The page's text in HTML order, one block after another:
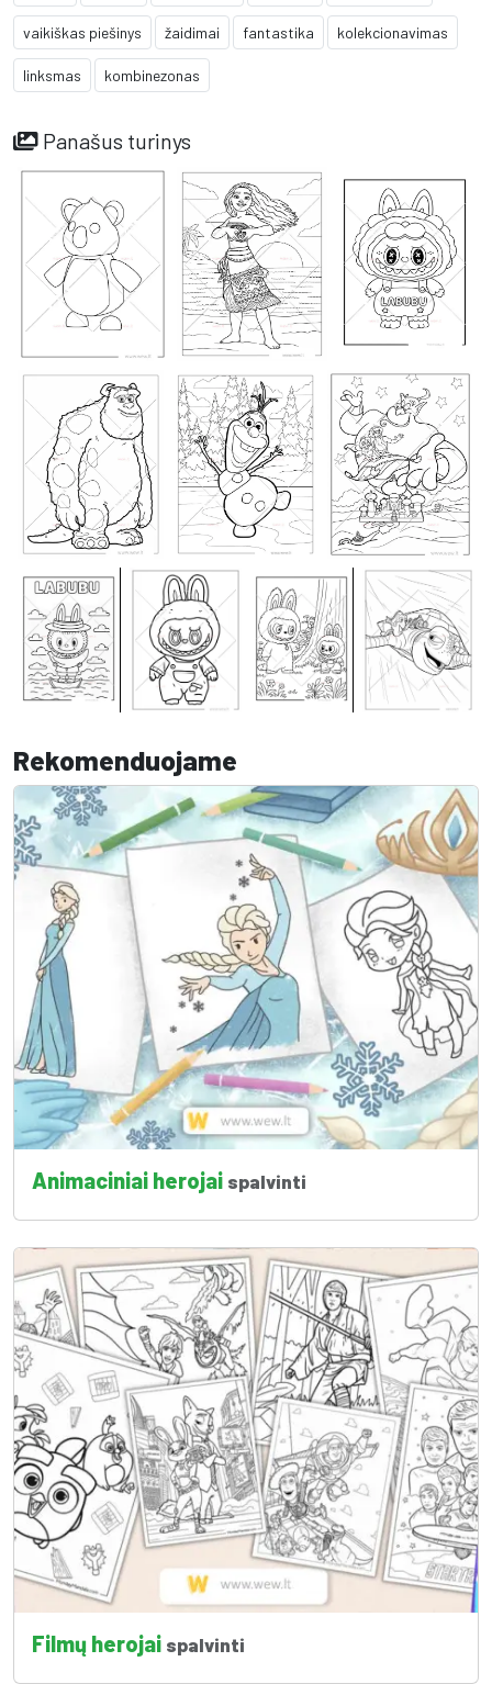
vaikiškas piešinys žaidimai fantastika kolekcionavimas
linksmas kombinezonas
Panašus turinys
Rekomenduojame
Animaciniai herojai spalvinti
Filmų herojai spalvinti